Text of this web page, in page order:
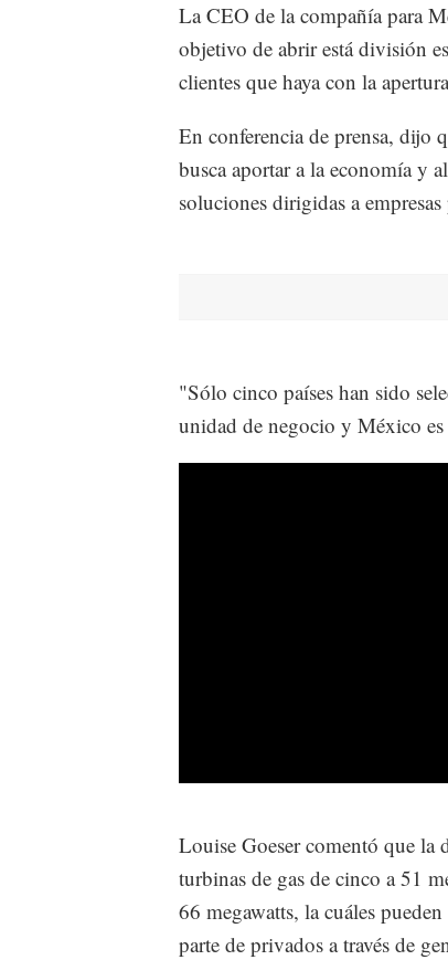
La CEO de la compañía para
objetivo de abrir está división
clientes que haya con la
En conferencia de prensa, dijo
busca aportar a la economía y
soluciones dirigidas a
"Sólo cinco países han sido
unidad de negocio y México
Louise Goeser comentó que la
turbinas de gas de cinco a 51
66 megawatts, la cuáles
parte de privados a través de